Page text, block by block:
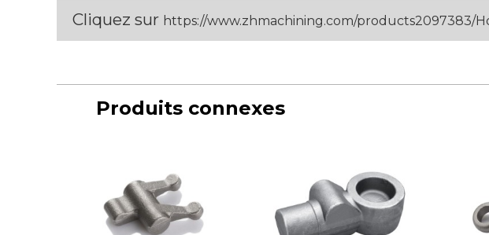
Cliquez sur https://www.zhmachining.com/products2097383/
Produits connexes